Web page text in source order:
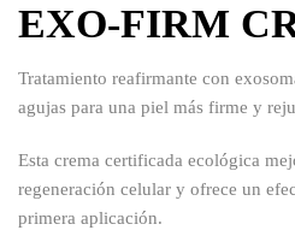
EXO-FIRM
Tratamiento reafirmante con
agujas para una piel más firme y
Esta crema certificada ecológica
regeneración celular y ofrece un
primera aplicación.